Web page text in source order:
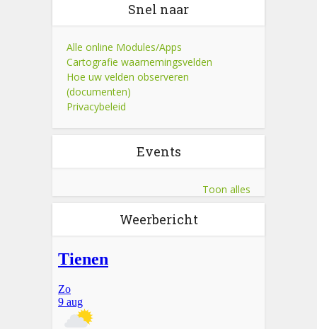
Snel naar
Alle online Modules/Apps
Cartografie waarnemingsvelden
Hoe uw velden observeren
(documenten)
Privacybeleid
Events
Toon alles
Weerbericht